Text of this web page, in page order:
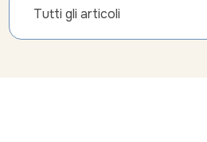
Tutti gli articoli